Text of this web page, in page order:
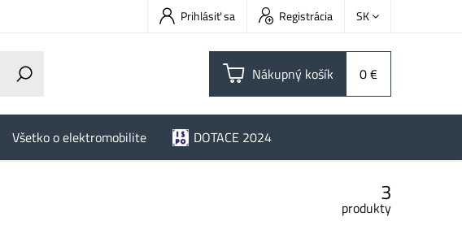
Prihlásiť sa Registrácia SK
Nákupný košík 0 €
Všetko o elektromobilite DOTACE 2024
3
produkty